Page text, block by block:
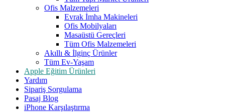
Ofis Malzemeleri
Evrak İmha Makineleri
Ofis Mobilyaları
Masaüstü Gereçleri
Tüm Ofis Malzemeleri
Akıllı & İlginç Ürünler
Tüm Ev-Yaşam
Apple Eğitim Ürünleri
Yardım
Sipariş Sorgulama
Pasaj Blog
iPhone Karşılaştırma